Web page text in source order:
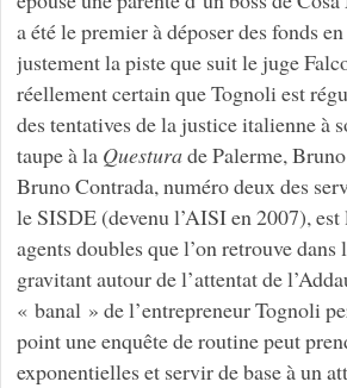
a été le premier à déposer des fonds
justement la piste que suit le juge
réellement certain que Tognoli est
des tentatives de la justice italienne à
taupe à la Questurade Palerme,
Bruno Contrada, numéro deux des
le SISDE (devenu l’AISI en 2007), est
agents doubles que l’on retrouve dans
gravitant autour de l’attentat de
« banal » de l’entrepreneur Tognoli
point une enquête de routine peut
exponentielles et servir de base à un